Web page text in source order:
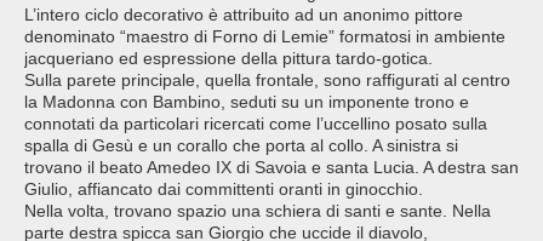
L’intero ciclo decorativo è attribuito ad un anonimo pittore
denominato “maestro di Forno di Lemie” formatosi in ambiente
jacqueriano ed espressione della pittura tardo-gotica.
Sulla parete principale, quella frontale, sono raffigurati al centro
la Madonna con Bambino, seduti su un imponente trono e
connotati da particolari ricercati come l’uccellino posato sulla
spalla di Gesù e un corallo che porta al collo. A sinistra si
trovano il beato Amedeo IX di Savoia e santa Lucia. A destra san
Giulio, affiancato dai committenti oranti in ginocchio.
Nella volta, trovano spazio una schiera di santi e sante. Nella
parte destra spicca san Giorgio che uccide il diavolo,